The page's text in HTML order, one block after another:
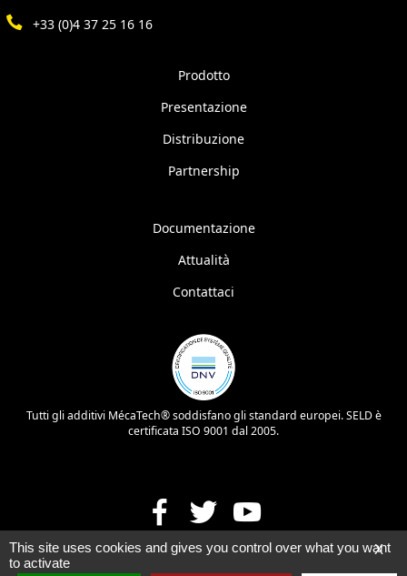
+33 (0)4 37 25 16 16
Prodotto
Presentazione
Distribuzione
Partnership
Documentazione
Attualità
Contattaci
Tutti gli additivi MécaTech® soddisfano gli standard europei. SELD è
certificata ISO 9001 dal 2005.
X
This site uses cookies and gives you control over what you want
to activate